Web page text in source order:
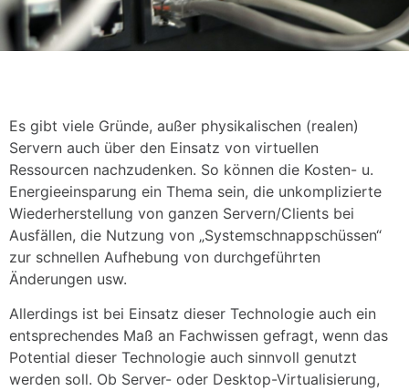
Es gibt viele Gründe, außer physikalischen (realen)
Servern auch über den Einsatz von virtuellen
Ressourcen nachzudenken. So können die Kosten- u.
Energieeinsparung ein Thema sein, die unkomplizierte
Wiederherstellung von ganzen Servern/Clients bei
Ausfällen, die Nutzung von „Systemschnappschüssen“
zur schnellen Aufhebung von durchgeführten
Änderungen usw.
Allerdings ist bei Einsatz dieser Technologie auch ein
entsprechendes Maß an Fachwissen gefragt, wenn das
Potential dieser Technologie auch sinnvoll genutzt
werden soll. Ob Server- oder Desktop-Virtualisierung,